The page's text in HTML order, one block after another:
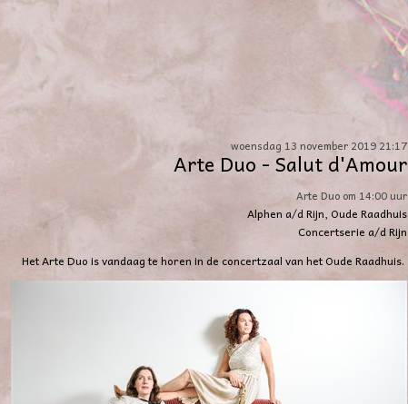
woensdag 13 november 2019 21:17
Arte Duo - Salut d'Amour
Arte Duo om 14:00 uur
Alphen a/d Rijn, Oude Raadhuis
Concertserie a/d Rijn
Het Arte Duo is vandaag te horen in de concertzaal van het Oude Raadhuis.